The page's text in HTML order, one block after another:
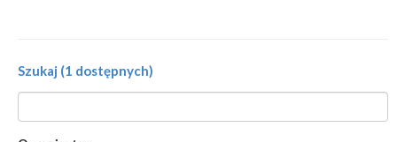
Szukaj (1 dostępnych)